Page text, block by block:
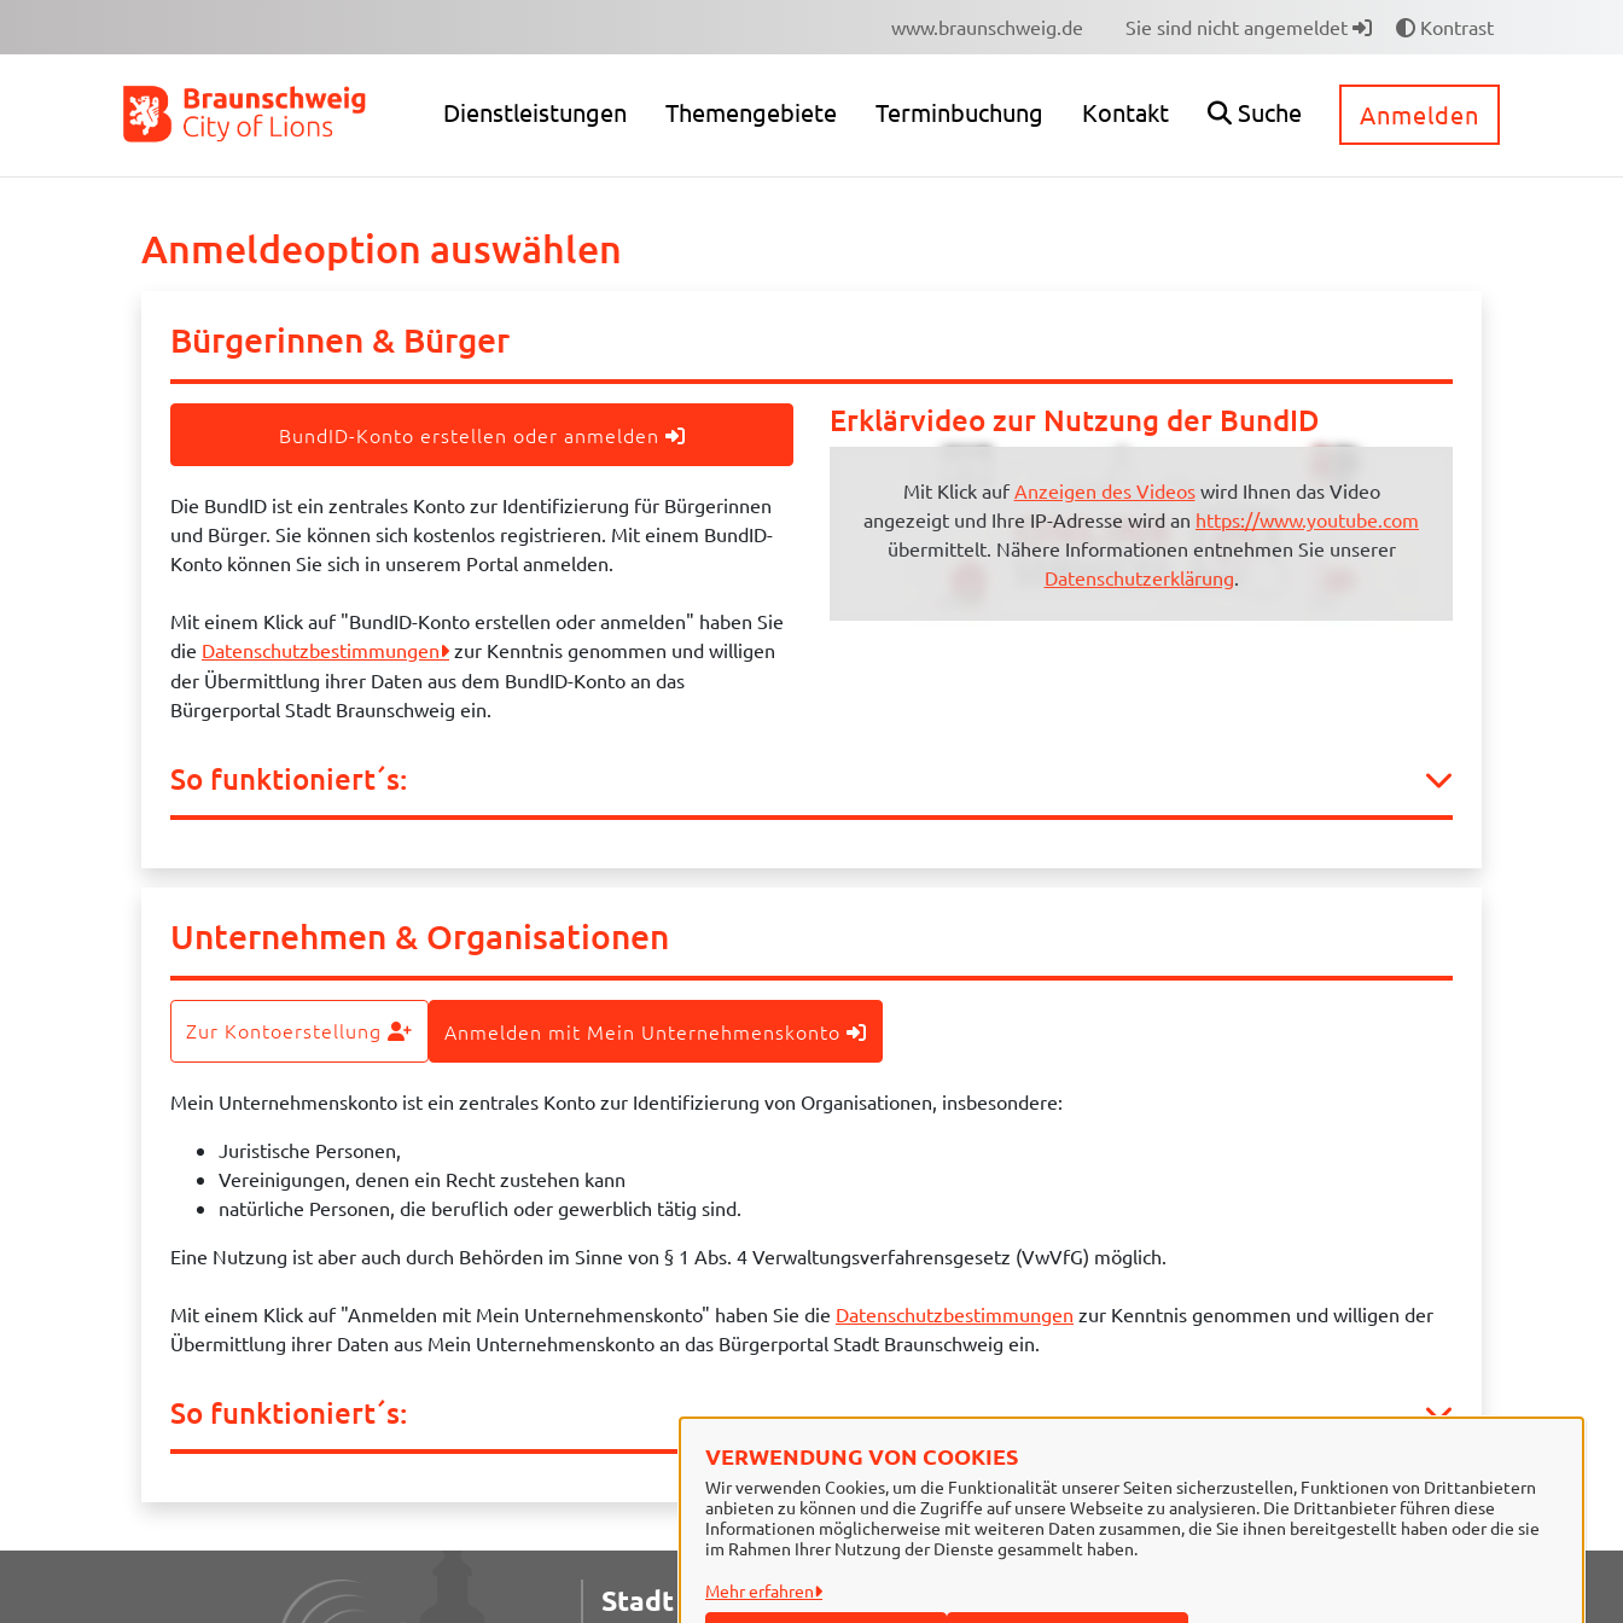
VERWENDUNG VON COOKIES
Wir verwenden Cookies, um die Funktionalität unserer Seiten sicherzustellen, Funktionen von Drittanbietern
anbieten zu können und die Zugriffe auf unsere Webseite zu analysieren. Die Drittanbieter führen diese
Informationen möglicherweise mit weiteren Daten zusammen, die Sie ihnen bereitgestellt haben oder die sie
im Rahmen Ihrer Nutzung der Dienste gesammelt haben.
Mehr erfahren
www.braunschweig.de Sie sind nicht angemeldet Kontrast
Dienstleistungen Themengebiete Terminbuchung Kontakt Suche Anmelden
Anmeldeoption auswählen
Bürgerinnen & Bürger
BundID-Konto erstellen oder anmelden
Die BundID ist ein zentrales Konto zur Identifizierung für Bürgerinnen
und Bürger. Sie können sich kostenlos registrieren. Mit einem BundID-
Konto können Sie sich in unserem Portal anmelden.
Mit einem Klick auf "BundID-Konto erstellen oder anmelden" haben Sie
die Datenschutzbestimmungen
zur Kenntnis genommen und willigen
der Übermittlung ihrer Daten aus dem BundID-Konto an das
Bürgerportal Stadt Braunschweig ein.
Erklärvideo zur Nutzung der BundID
Mit Klick aufAnzeigen des Videoswird Ihnen das Video
angezeigt und Ihre IP-Adresse wird an https://www.youtube.com
übermittelt. Nähere Informationen entnehmen Sie unserer
Datenschutzerklärung.
So funktioniert´s:
Unternehmen & Organisationen
Anmelden mit Mein Unternehmenskonto
Zur Kontoerstellung
Mein Unternehmenskonto ist ein zentrales Konto zur Identifizierung von Organisationen, insbesondere:
Juristische Personen,
Vereinigungen, denen ein Recht zustehen kann
natürliche Personen, die beruflich oder gewerblich tätig sind.
Eine Nutzung ist aber auch durch Behörden im Sinne von § 1 Abs. 4 Verwaltungsverfahrensgesetz (VwVfG) möglich.
Mit einem Klick auf "Anmelden mit Mein Unternehmenskonto" haben Sie die Datenschutzbestimmungen zur Kenntnis genommen und willigen der
Übermittlung ihrer Daten aus Mein Unternehmenskonto an das Bürgerportal Stadt Braunschweig ein.
So funktioniert´s:
Stadt Braunschweig